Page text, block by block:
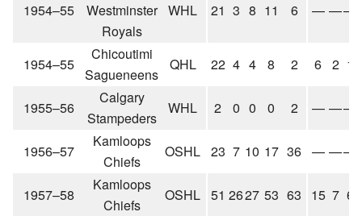
1954–55
Westminster
Royals
WHL 21 3 8 11 6 — ——
1954–55
Chicoutimi
Sagueneens
QHL 22 4 4 8 2 6 2 1
1955–56
Calgary
Stampeders
WHL 2 0 0 0 2 — ——
1956–57
Kamloops
Chiefs
OSHL 23 7 10 17 36 — ——
1957–58
Kamloops
Chiefs
OSHL 51 2627 53 63 15 7 6